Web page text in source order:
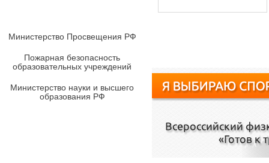
Министерство Просвещения РФ
Пожарная безопасность
образовательных учреждений
Министерство науки и высшего
образования РФ